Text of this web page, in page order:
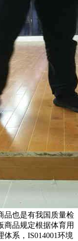
品也是有我国质量检
商品规定根据体育用
系，IS014001环境